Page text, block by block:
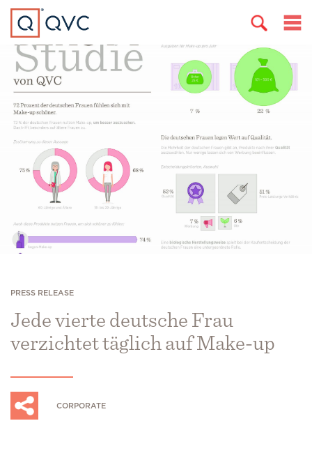
PRESS RELEASE
Jede vierte deutsche Frau
verzichtet täglich auf Make-up
CORPORATE